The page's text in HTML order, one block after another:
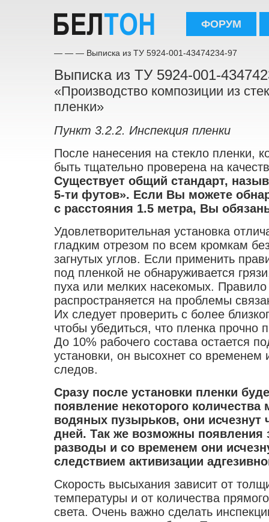
ФОРУМ
— — — Выписка из ТУ 5924-001-43474234-97
Выписка из ТУ 5924-001-
«Производство композиции из
пленки»
Пункт 3.2.2. Инспекция пленки
После нанесения на стекло пленки,
быть тщательно проверена на
Существует общий стандарт,
5-ти футов». Если Вы можете
с расстояния 1.5 метра, Вы
Удовлетворительная установка
гладким отрезом по всем кромкам
загнутых углов. Если применить
под пленкой не обнаруживается
пуха или мелких насекомых.
распространяется на проблемы
Их следует проверить с более
чтобы убедиться, что пленка прочно
До 10% рабочего состава остается
установки, он высохнет со временем
следов.
Сразу после установки пленки
появление некоторого количества
водяных пузырьков, они исчезнут
дней. Так же возможны появления
разводы и со временем они
следствием активизации
Скорость высыхания зависит от
температуры и от количества
света. Очень важно сделать